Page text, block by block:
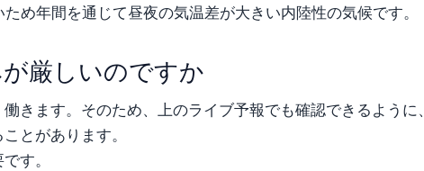
め年間を通じて昼夜の気温差が大きい内陸性の気候です。
厳しいのですか
きます。そのため、上のライブ予報でも確認できるように、
とがあります。
す。